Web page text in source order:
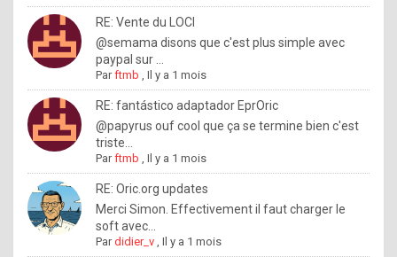
a
n
t
o
n
o
w
h
RE: Vente du LOCI
@semama disons que c'est plus simple avec
paypal sur ...
Parftmb ,Il y a 1 mois
RE: fantástico adaptador EprOric
@papyrus ouf cool que ça se termine bien c'est
triste...
Parftmb ,Il y a 1 mois
RE: Oric.org updates
Merci Simon. Effectivement il faut charger le
soft avec...
Pardidier_v ,Il y a 1 mois